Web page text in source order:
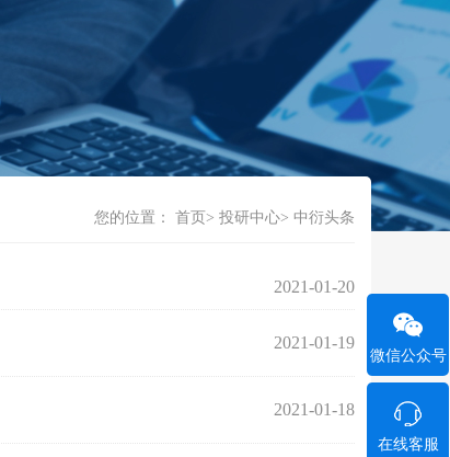
您的位置： 首页 投研中心 中衍头条
2021-01-20
2021-01-19
2021-01-18
微信公众号
在线客服